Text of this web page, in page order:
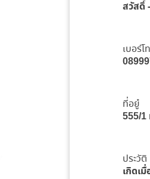
สวัสดิ์
เบอร์
ที่อยู๋
555/1
ประวัติ
เกิดเ